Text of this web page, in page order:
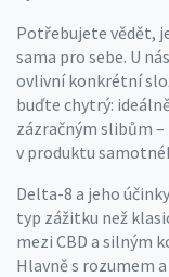
Potřebujete vědět,
sama pro sebe. U
ovlivní konkrétní
buďte chytrý:
zázračným slibům
v produktu
Delta-8 a jeho
typ zážitku než
mezi CBD a silným
Hlavně s rozumem